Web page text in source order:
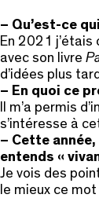
– Qu’est-ce
En 2021
avec son livre
d’idées plus
– En quoi ce
Il m’a permis
s’intéresse à
– Cette
entends «
Je vois des
le mieux ce